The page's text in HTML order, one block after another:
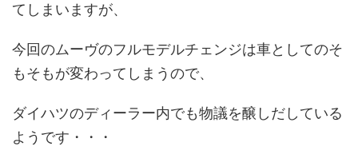
てしまいますが、
今回のムーヴのフルモデルチェンジは車としてのそ
もそもが変わってしまうので、
ダイハツのディーラー内でも物議を醸しだしている
ようです・・・